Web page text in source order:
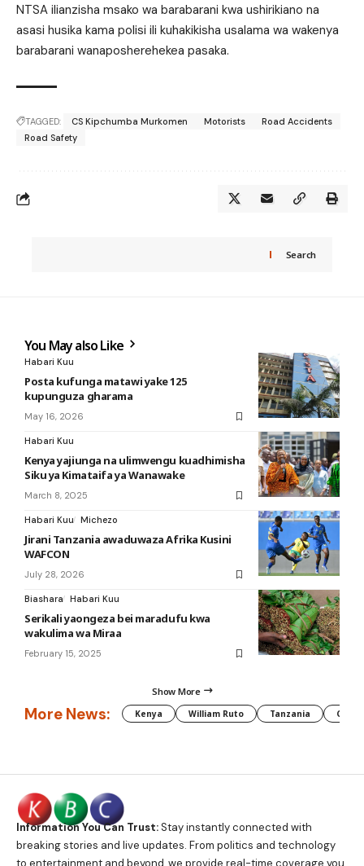
NTSA ilianzisha msako wa barabarani kwa ushirikiano na
asasi husika kama polisi ili kuhakikisha usalama wa wakenya
barabarani wanaposherehekea pasaka.
TAGGED: CS Kipchumba Murkomen Motorists
Road Accidents
Road Safety
Search
You May also Like
Habari Kuu
Posta kufunga matawi yake 125
kupunguza gharama
May 16, 2026
Habari Kuu
Kenya yajiunga na ulimwengu kuadhimisha
Siku ya Kimataifa ya Wanawake
March 8, 2025
Habari Kuu Michezo
Jirani Tanzania awaduwaza Afrika Kusini
WAFCON
July 28, 2026
Biashara Habari Kuu
Serikali yaongeza bei maradufu kwa
wakulima wa Miraa
February 15, 2025
Show More
More News: Kenya William Ruto Tanzania CAF
Information You Can Trust:Stay instantly connected with
breaking stories and live updates. From politics and technology
to entertainment and beyond, we provide real-time coverage you